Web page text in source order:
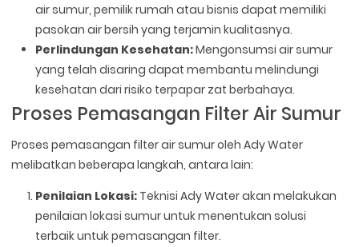
air sumur, pemilik rumah atau bisnis dapat memiliki
pasokan air bersih yang terjamin kualitasnya.
Perlindungan Kesehatan:Mengonsumsi air sumur
yang telah disaring dapat membantu melindungi
kesehatan dari risiko terpapar zat berbahaya.
Proses Pemasangan Filter Air Sumur
Proses pemasangan filter air sumur oleh Ady Water
melibatkan beberapa langkah, antara lain:
Penilaian Lokasi: Teknisi Ady Water akan melakukan
penilaian lokasi sumur untuk menentukan solusi
terbaik untuk pemasangan filter.